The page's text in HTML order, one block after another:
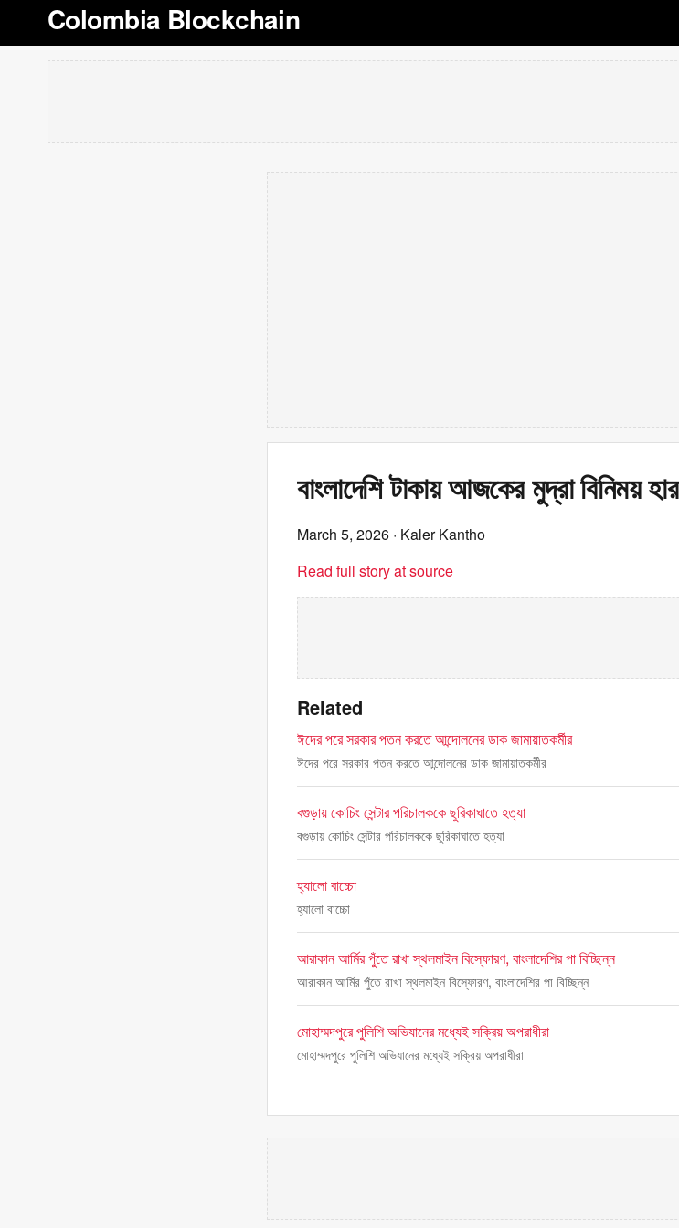
Colombia Blockchain
বাংলাদেশি টাকায় আজকের মুদ্রা বিনিময় হার
March 5, 2026 · Kaler Kantho
Read full story at source
Related
ঈদের পরে সরকার পতন করতে আন্দোলনের ডাক জামায়াতকর্মীর
ঈদের পরে সরকার পতন করতে আন্দোলনের ডাক জামায়াতকর্মীর
বগুড়ায় কোচিং সেন্টার পরিচালককে ছুরিকাঘাতে হত্যা
বগুড়ায় কোচিং সেন্টার পরিচালককে ছুরিকাঘাতে হত্যা
হ্যালো বাচ্চো
হ্যালো বাচ্চো
আরাকান আর্মির পুঁতে রাখা স্থলমাইন বিস্ফোরণ, বাংলাদেশির পা বিচ্ছিন্ন
আরাকান আর্মির পুঁতে রাখা স্থলমাইন বিস্ফোরণ, বাংলাদেশির পা বিচ্ছিন্ন
মোহাম্মদপুরে পুলিশি অভিযানের মধ্যেই সক্রিয় অপরাধীরা
মোহাম্মদপুরে পুলিশি অভিযানের মধ্যেই সক্রিয় অপরাধীরা